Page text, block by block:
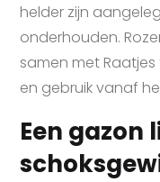
helder zijn
onderhouden.
samen met
en gebruik vanaf
Een gazon